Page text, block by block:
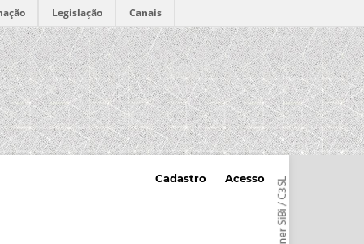
Legislação Canais
Cadastro Acesso